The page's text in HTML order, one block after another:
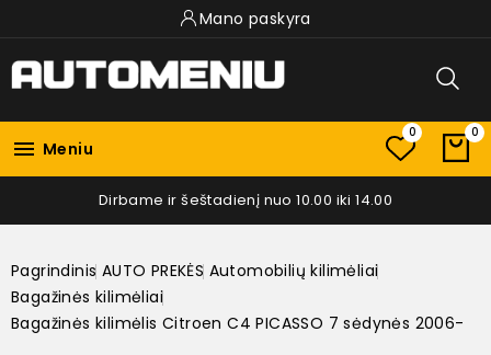
Mano paskyra
 Meniu
0 0
Dirbame ir šeštadienį nuo 10.00 iki 14.00
Pagrindinis AUTO PREKĖS Automobilių kilimėliai
Bagažinės kilimėliai
Bagažinės kilimėlis Citroen C4 PICASSO 7 sėdynės 2006-